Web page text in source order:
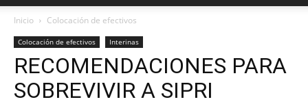
Inicio Colocación de efectivos
Colocación de efectivos Interinas
RECOMENDACIONES PARA
SOBREVIVIR A SIPRI